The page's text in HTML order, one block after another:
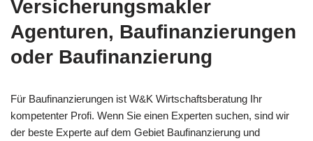
Versicherungsmakler
Agenturen, Baufinanzierungen
oder Baufinanzierung
Für Baufinanzierungen ist W&K Wirtschaftsberatung Ihr
kompetenter Profi. Wenn Sie einen Experten suchen, sind wir
der beste Experte auf dem Gebiet Baufinanzierung und